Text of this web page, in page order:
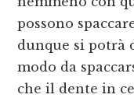
possono
dunque si potrà
modo da
che il dente in